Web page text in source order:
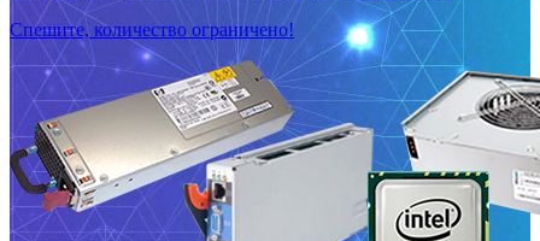
Спешите, количество ограничено!